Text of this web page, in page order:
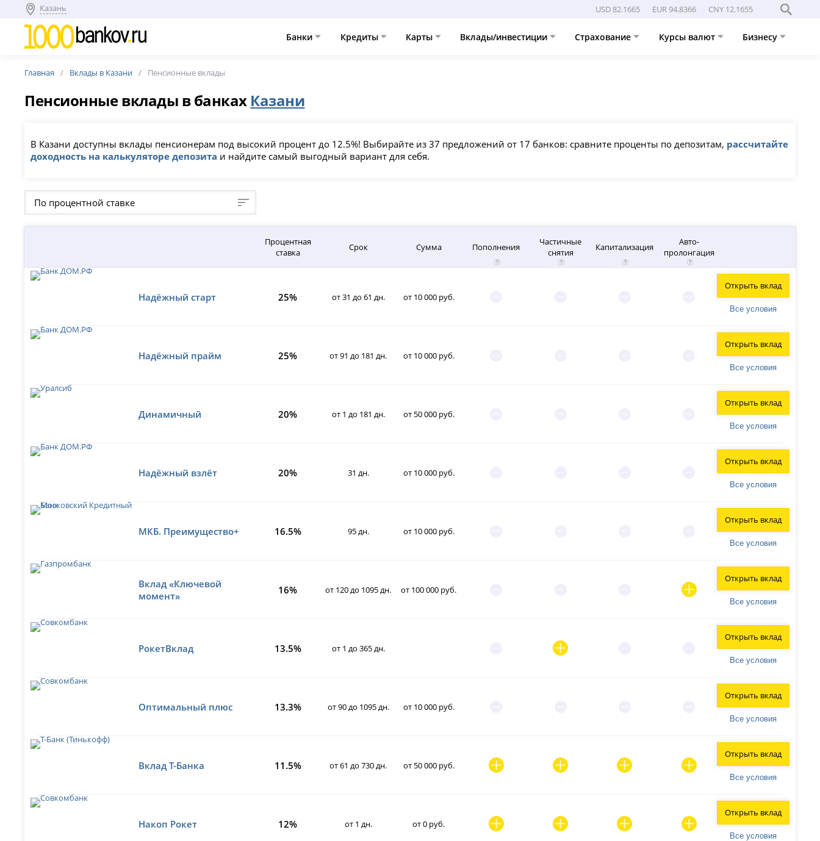
Казань USD 82.1665 EUR 94.8366 CNY 12.1655
Банки Кредиты Карты Вклады/инвестиции Страхование Курсы валют Бизнесу
Главная Вклады в Казани Пенсионные вклады
Пенсионные вклады в банках Казани
В Казани доступны вклады пенсионерам под высокий процент до 12.5%! Выбирайте из 37 предложений от 17 банков: сравните проценты по депозитам, рассчитайте
доходность на калькуляторе депозита и найдите самый выгодный вариант для себя.
По процентной ставке
Процентная
ставка
Срок Сумма Пополнения
Частичные
снятия
Капитализация
Авто-
пролонгация
Надёжный старт 25% от 31 до 61 дн. от 10 000 руб.
Все условия
Открыть вклад
Надёжный прайм 25% от 91 до 181 дн. от 10 000 руб.
Все условия
Открыть вклад
Динамичный 20% от 1 до 181 дн. от 50 000 руб.
Все условия
Открыть вклад
Надёжный взлёт 20% 31 дн. от 10 000 руб.
Все условия
Открыть вклад
МКБ. Преимущество+ 16.5% 95 дн. от 10 000 руб.
Все условия
Открыть вклад
Вклад «Ключевой
момент»
16% от 120 до 1095 дн. от 100 000 руб.
Все условия
Открыть вклад
РокетВклад 13.5% от 1 до 365 дн.
Все условия
Открыть вклад
Оптимальный плюс 13.3% от 90 до 1095 дн. от 10 000 руб.
Все условия
Открыть вклад
Вклад Т-Банка 11.5% от 61 до 730 дн. от 50 000 руб.
Все условия
Открыть вклад
Накоп Рокет 12% от 1 дн. от 0 руб.
Все условия
Открыть вклад